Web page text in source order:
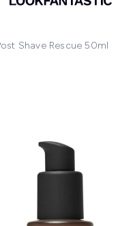
Shave Rescue 50ml